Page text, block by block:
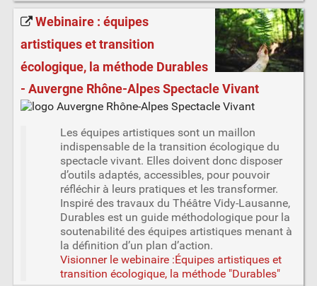
Webinaire : équipes
artistiques et transition
écologique, la méthode Durables
- Auvergne Rhône-Alpes Spectacle Vivant
Les équipes artistiques sont un maillon
indispensable de la transition écologique du
spectacle vivant. Elles doivent donc disposer
d’outils adaptés, accessibles, pour pouvoir
réfléchir à leurs pratiques et les transformer.
Inspiré des travaux du Théâtre Vidy-Lausanne,
Durables est un guide méthodologique pour la
soutenabilité des équipes artistiques menant à
la définition d’un plan d’action.
Visionner le webinaire :Équipes artistiques et
transition écologique, la méthode "Durables"